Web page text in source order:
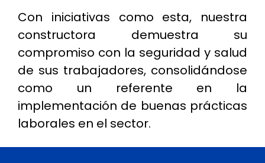
Con iniciativas como esta, nuestra
constructora demuestra su
compromiso con la seguridad y salud
de sus trabajadores, consolidándose
como un referente en la
implementación de buenas prácticas
laborales en el sector.